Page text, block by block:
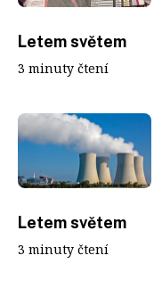
Letem světem
3 minuty čtení
Letem světem
3 minuty čtení